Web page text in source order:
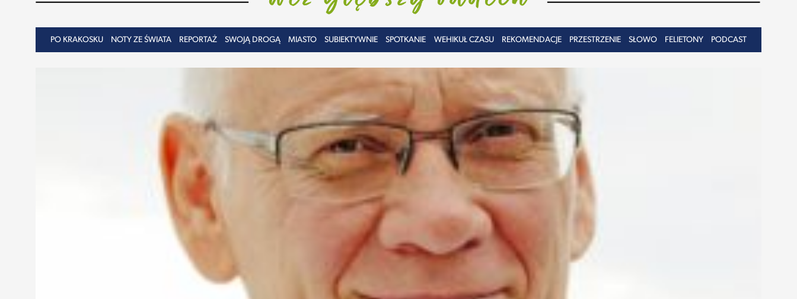
PO KRAKOSKU NOTY ZE ŚWIATA REPORTAŻ SWOJĄ DROGĄ MIASTO SUBIEKTYWNIE SPOTKANIE WEHIKUŁ CZASU REKOMENDACJE PRZESTRZENIE SŁOWO FELIETONY PODCAST